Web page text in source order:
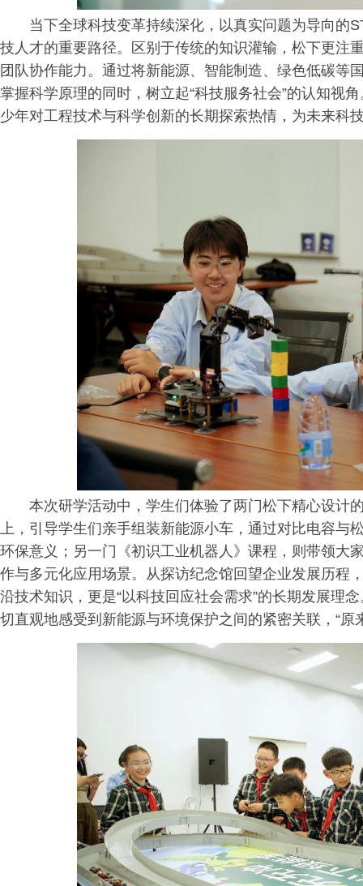
当下全球科技变革持续深化，以真实问题为导向的
技人才的重要路径。区别于传统的知识灌输，松下更注
团队协作能力。通过将新能源、智能制造、绿色低碳等
掌握科学原理的同时，树立起“科技服务社会”的认知视
少年对工程技术与科学创新的长期探索热情，为未来科
本次研学活动中，学生们体验了两门松下精心设计
上，引导学生们亲手组装新能源小车，通过对比电容与
环保意义；另一门《初识工业机器人》课程，则带领大
作与多元化应用场景。从探访纪念馆回望企业发展历程
沿技术知识，更是“以科技回应社会需求”的长期发展理
切直观地感受到新能源与环境保护之间的紧密关联，“